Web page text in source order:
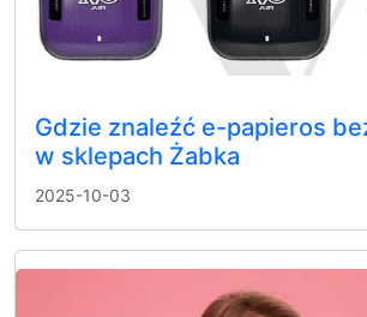
Gdzie znaleźć e-papieros
w sklepach Żabka
2025-10-03